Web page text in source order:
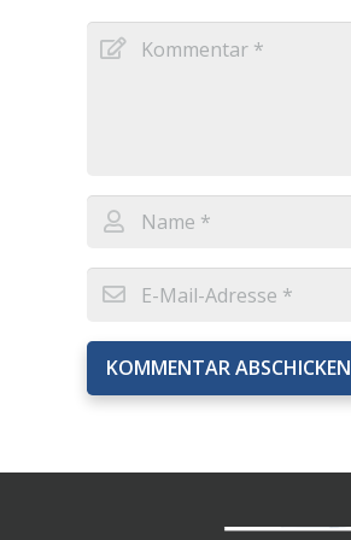
KOMMENTAR ABSCHICKEN